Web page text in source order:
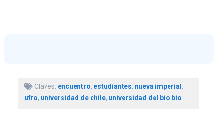
Claves: encuentro, estudiantes, nueva imperial,
ufro, universidad de chile, universidad del bio bio